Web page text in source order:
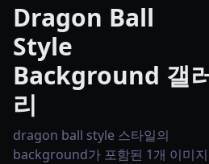
Dragon Ball
Style
Background 갤
리
dragon ball style 스타일의
background가 포함된 1개 이미지